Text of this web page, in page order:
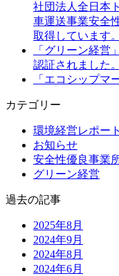
社団法人全日本
車運送事業安全
取得しています。
「グリーン経営
認証されました。
「エコシップマ
カテゴリー
環境経営レポート
お知らせ
安全性優良事業
グリーン経営
過去の記事
2025年8月
2024年9月
2024年8月
2024年6月